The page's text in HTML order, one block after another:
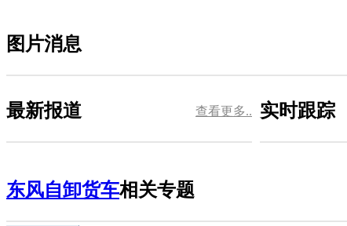
图片消息
查看更多..
最新报道 实时跟踪
东风自卸货车相关专题